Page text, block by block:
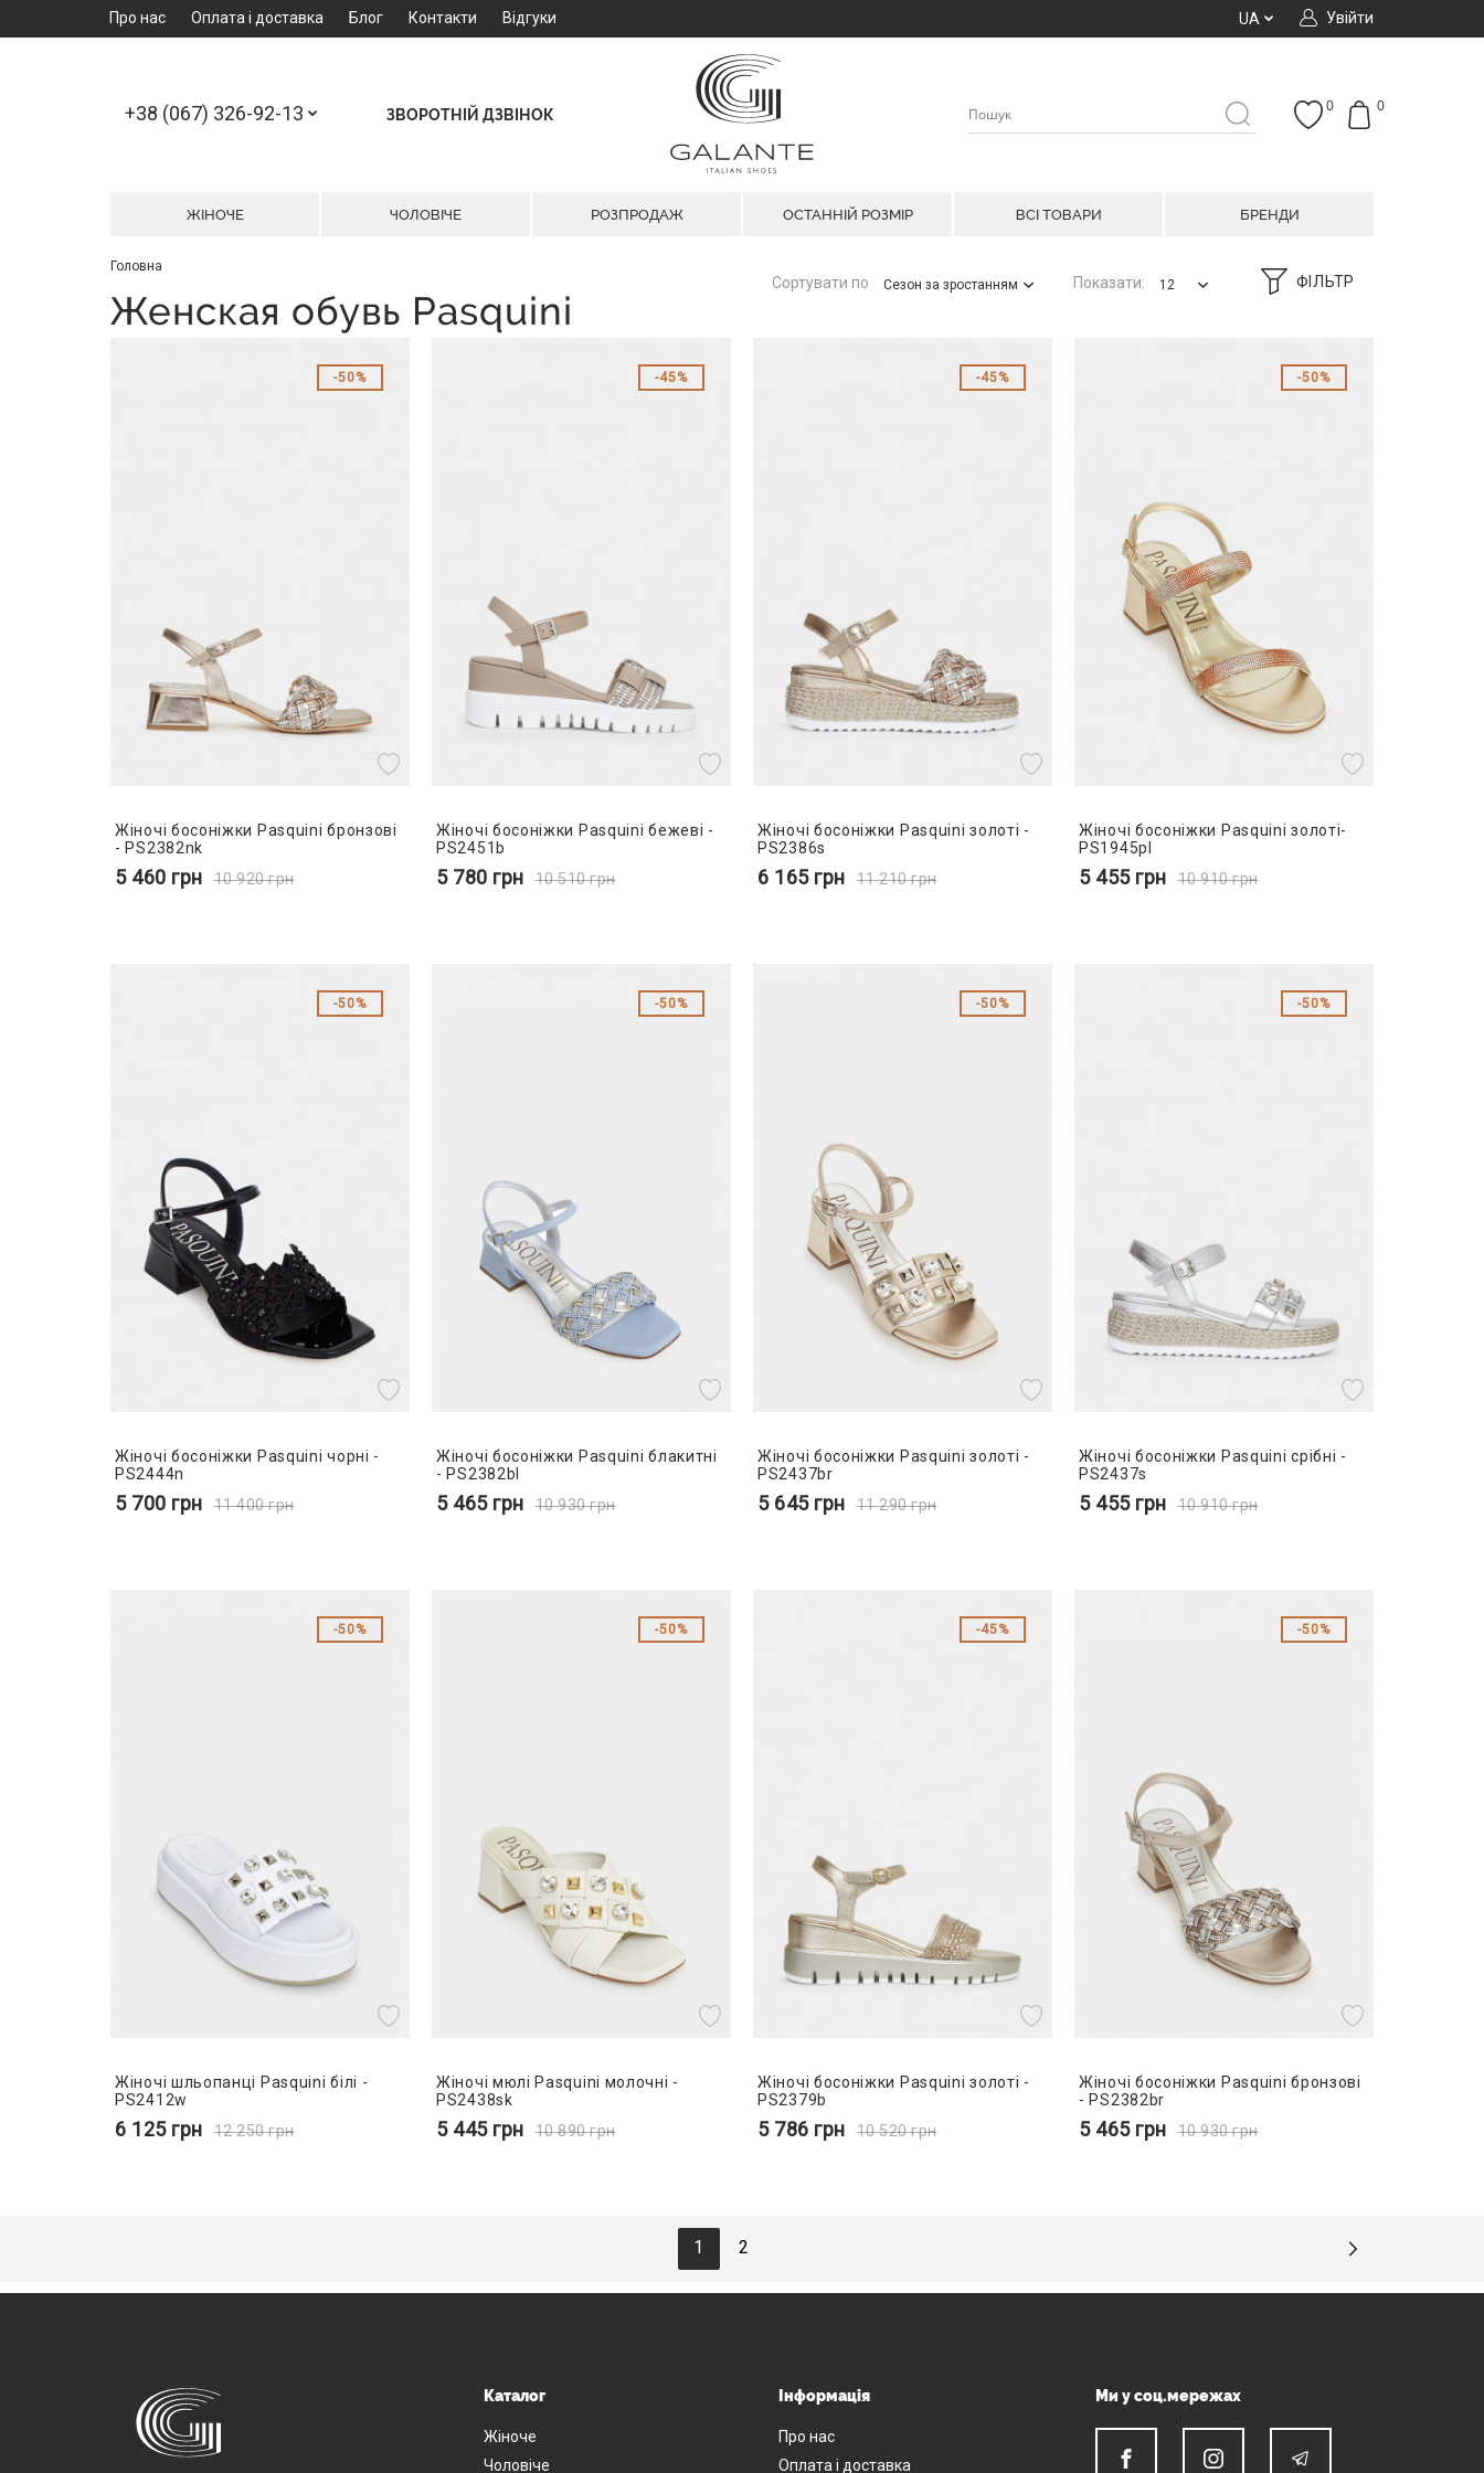
Про нас Оплата і доставка Блог Контакти Відгуки Увійти
UA
+38 (067) 326-92-13 ЗВОРОТНІЙ ДЗВІНОК
0
0
ЖІНОЧЕ ЧОЛОВІЧЕ РОЗПРОДАЖ ОСТАННІЙ РОЗМІР ВСІ ТОВАРИ БРЕНДИ
Головна
Женская обувь Pasquini
ФІЛЬТР
Сортувати по Сезон за зростанням Показати: 12
50%
Жіночі босоніжки Pasquini бронзові
- PS2382nk
5 460 грн 10 920грн
45%
Жіночі босоніжки Pasquini бежеві -
PS2451b
5 780 грн 10 510грн
45%
Жіночі босоніжки Pasquini золоті -
PS2386s
6 165 грн 11 210грн
50%
Жіночі босоніжки Pasquini золоті-
PS1945pl
5 455 грн 10 910грн
50%
Жіночі босоніжки Pasquini чорні -
PS2444n
5 700 грн 11 400грн
50%
Жіночі босоніжки Pasquini блакитні
- PS2382bl
5 465 грн 10 930грн
50%
Жіночі босоніжки Pasquini золоті -
PS2437br
5 645 грн 11 290грн
50%
Жіночі босоніжки Pasquini срібні -
PS2437s
5 455 грн 10 910грн
50%
Жіночі шльопанці Pasquini білі -
PS2412w
6 125 грн 12 250грн
50%
Жіночі мюлі Pasquini молочні -
PS2438sk
5 445 грн 10 890грн
45%
Жіночі босоніжки Pasquini золоті -
PS2379b
5 786 грн 10 520грн
50%
Жіночі босоніжки Pasquini бронзові
- PS2382br
5 465 грн 10 930грн
1 2
Каталог
Жіноче
Чоловіче
Інформація
Про нас
Оплата і доставка
Ми у соц.мережах